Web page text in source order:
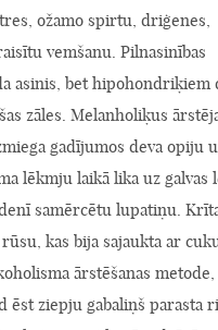
ožamo spirtu, driģenes,
vemšanu. Pilnasinības
asinis, bet hipohondriķiem
zāles. Melanholiķus
gadījumos deva opiju
lēkmju laikā lika uz galvas
samērcētu lupatiņu.
kas bija sajaukta ar
ārstēšanas metode,
ēst ziepju gabaliņš parasta